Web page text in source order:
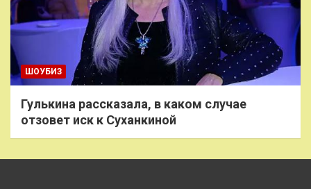
ШОУБИЗ
Гулькина рассказала, в каком случае
отзовет иск к Суханкиной